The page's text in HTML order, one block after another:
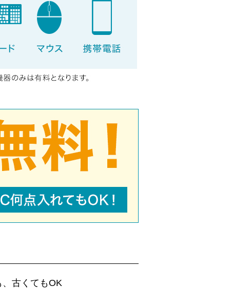
古くてもOK